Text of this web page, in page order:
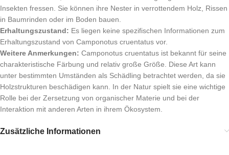
Insekten fressen. Sie können ihre Nester in verrottendem Holz, Rissen
in Baumrinden oder im Boden bauen.
Erhaltungszustand: Es liegen keine spezifischen Informationen zum
Erhaltungszustand von Camponotus cruentatus vor.
Weitere Anmerkungen: Camponotus cruentatus ist bekannt für seine
charakteristische Färbung und relativ große Größe. Diese Art kann
unter bestimmten Umständen als Schädling betrachtet werden, da sie
Holzstrukturen beschädigen kann. In der Natur spielt sie eine wichtige
Rolle bei der Zersetzung von organischer Materie und bei der
Interaktion mit anderen Arten in ihrem Ökosystem.
Zusätzliche Informationen